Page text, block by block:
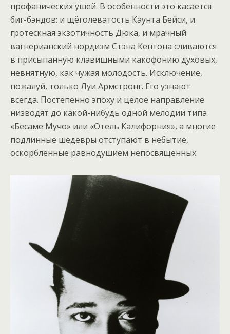
профанических ушей. В особенности это касается
биг-бэндов: и щёголеватость Каунта Бейси, и
гротескная экзотичность Дюка, и мрачный
вагнерианский нордизм Стэна Кентона сливаются
в присыпанную клавишными какофонию духовых,
невнятную, как чужая молодость. Исключение,
пожалуй, только Луи Армстронг. Его узнают
всегда. Постепенно эпоху и целое направление
низводят до какой-нибудь одной мелодии типа
«Бесаме Мучо» или «Отель Калифорния», а многие
подлинные шедевры отступают в небытие,
оскорблённые равнодушием непосвящённых.